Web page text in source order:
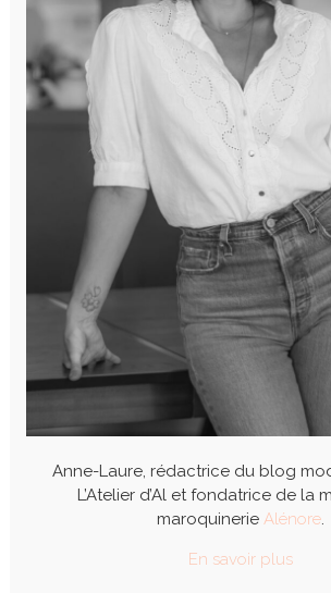
Anne-Laure, rédactrice du blog
L’Atelier d’Al et fondatrice de la
maroquinerie Alénore.
En savoir plus